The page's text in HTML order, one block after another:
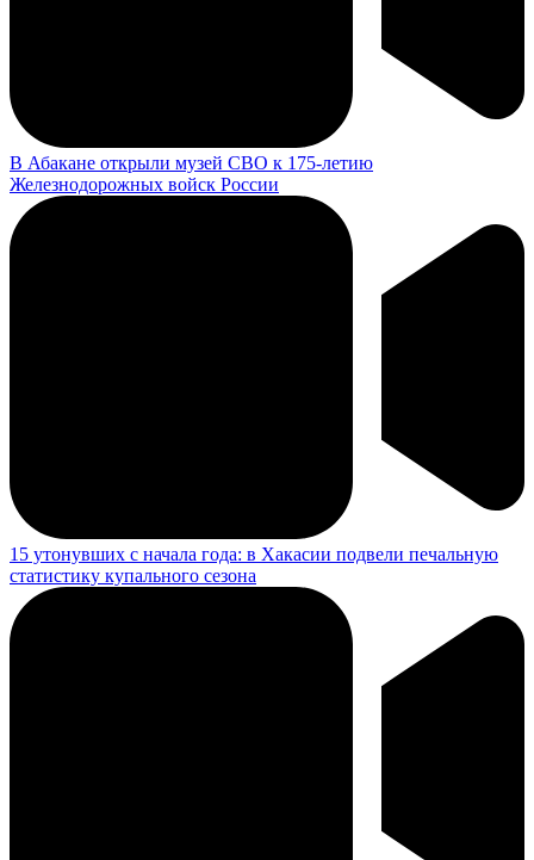
В Абакане открыли музей СВО к 175-летию
Железнодорожных войск России
15 утонувших с начала года: в Хакасии подвели печальную
статистику купального сезона